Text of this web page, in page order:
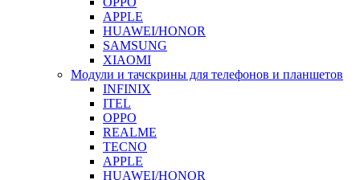
APPLE
HUAWEI/HONOR
SAMSUNG
XIAOMI
Модули и тачскрины для телефонов и планшетов
INFINIX
ITEL
OPPO
REALME
TECNO
APPLE
HUAWEI/HONOR